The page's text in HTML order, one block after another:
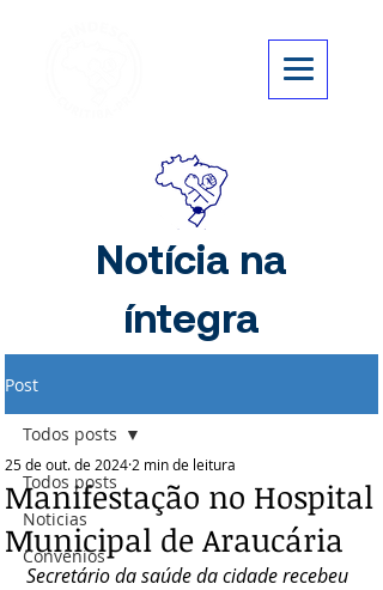
Notícia na
íntegra
Post
Todos posts
Noticias
Convênios
Todos posts
Manifestação no Hospital
Municipal de Araucária
25 de out. de 2024 2 min de leitura
Secretário da saúde da cidade recebeu